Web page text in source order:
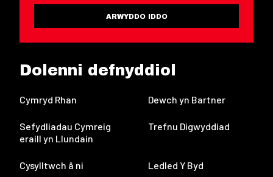
ARWYDDO IDDO
Dolenni defnyddiol
Cymryd Rhan Dewch yn Bartner
Sefydliadau Cymreig
eraill yn Llundain
Trefnu Digwyddiad
Cysylltwch â ni Ledled Y Byd